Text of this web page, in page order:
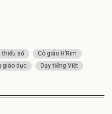
thiểu số
Cô giáo H’Rim
giáo dục
Dạy tiếng Việt